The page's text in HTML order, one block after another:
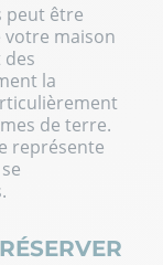
peut être
maison
la
de terre.
représente